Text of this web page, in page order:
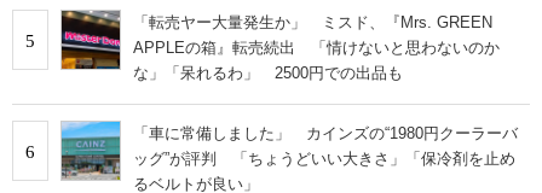
5
「転売ヤー大量発生か」 ミスド、『Mrs. GREEN
APPLEの箱』転売続出 「情けないと思わないのか
な」「呆れるわ」 2500円での出品も
6
「車に常備しました」 カインズの“1980円クーラーバ
ッグ”が評判 「ちょうどいい大きさ」「保冷剤を止め
るベルトが良い」